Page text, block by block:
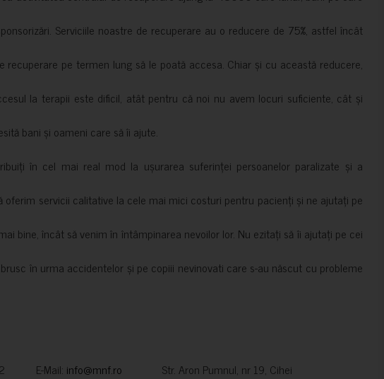
Serviciile noastre de recuperare au o reducere de 75%, astfel încât
recuperare pe termen lung să le poată accesa. Chiar și cu această reducere,
la terapii este dificil, atât pentru că noi nu avem locuri suficiente, cât și
bani și oameni care să îi ajute.
în cel mai real mod la ușurarea suferinței persoanelor paralizate și a
oferim servicii calitative la cele mai mici costuri pentru pacienți și ne ajutați pe
bine, încât să venim în întâmpinarea nevoilor lor. Nu ezitați să îi ajutați pe cei
în urma accidentelor și pe copiii nevinovati care s-au născut cu probleme
E-Mail: info@mnf.ro Str. Aron Pumnul, nr 19, Cihei